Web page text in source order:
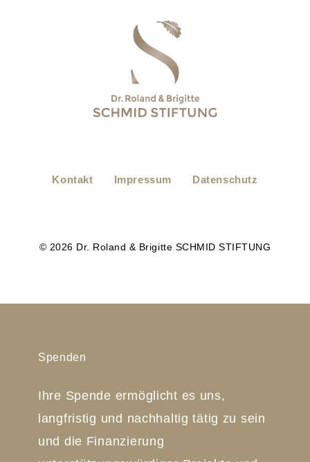
Kontakt Impressum Datenschutz
© 2026 Dr. Roland & Brigitte SCHMID STIFTUNG
Spenden
Ihre Spende ermöglicht es uns,
langfristig und nachhaltig tätig zu sein
und die Finanzierung